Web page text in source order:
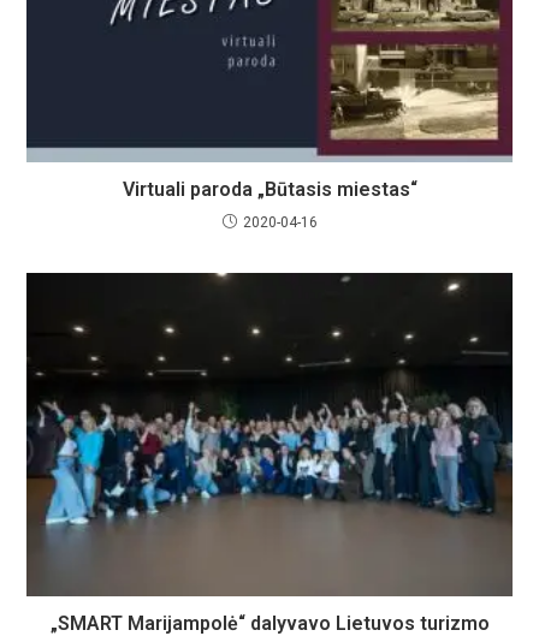
Virtuali paroda „Būtasis miestas“
2020-04-16
„SMART Marijampolė“ dalyvavo Lietuvos turizmo